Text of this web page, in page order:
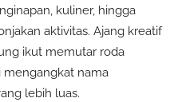
kuliner, hingga
aktivitas. Ajang kreatif
ikut memutar roda
mengangkat nama
lebih luas.